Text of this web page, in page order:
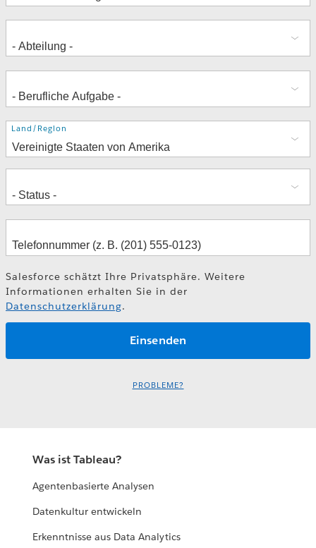
Adresse
Land/Region
Salesforce schätzt Ihre Privatsphäre. Weitere
Informationen erhalten Sie in der
Datenschutzerklärung.
PROBLEME?
Was ist Tableau?
Agentenbasierte Analysen
Datenkultur entwickeln
Erkenntnisse aus Data Analytics